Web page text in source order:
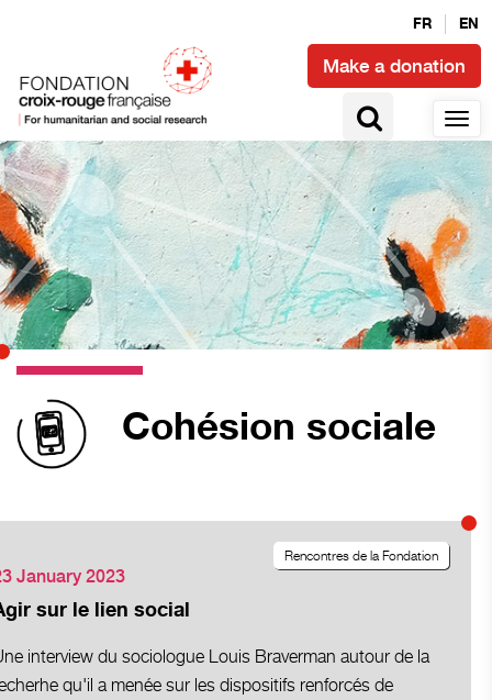
FR EN
Make a donation
Cohésion sociale
January 2023
sur le lien social
Rencontres de la Fondation
interview du sociologue Louis Braverman autour de la
qu'il a menée sur les dispositifs renforcés de